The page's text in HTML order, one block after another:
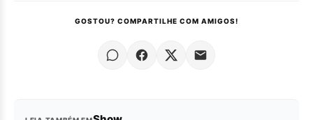
GOSTOU? COMPARTILHE COM AMIGOS!